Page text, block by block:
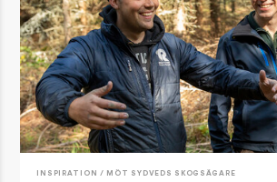
INSPIRATION / MÖT SYDVEDS SKOGSÄGARE